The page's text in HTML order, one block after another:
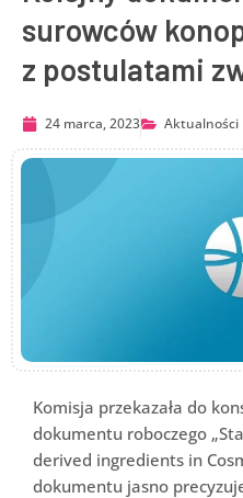
surowców
z postulatami
24 marca, 2023 Aktualności
Komisja przekazała do
dokumentu roboczego
derived ingredients in
dokumentu jasno